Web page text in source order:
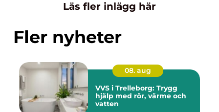
Läs fler inlägg här
Fler nyheter
08. aug
VVS i Trelleborg: Trygg
hjälp med rör, värme och
vatten